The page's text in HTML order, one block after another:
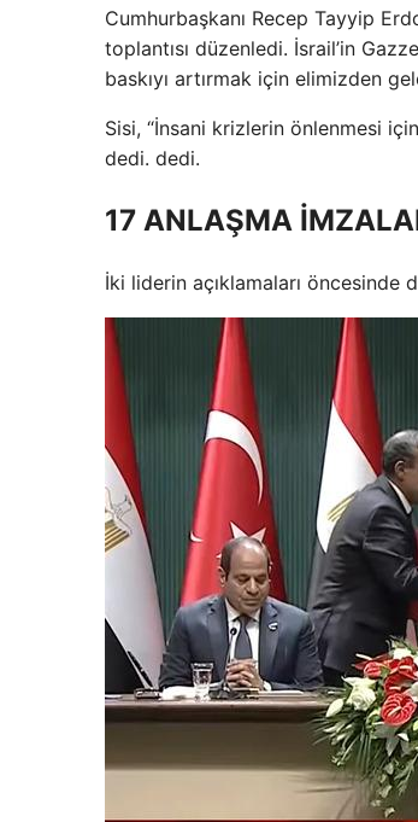
Cumhurbaşkanı Recep Tayyip
toplantısı düzenledi. İsrail’in
baskıyı artırmak için elimizden
Sisi, “İnsani krizlerin önlenmesi
dedi. dedi.
17 ANLAŞMA
İki liderin açıklamaları öncesinde